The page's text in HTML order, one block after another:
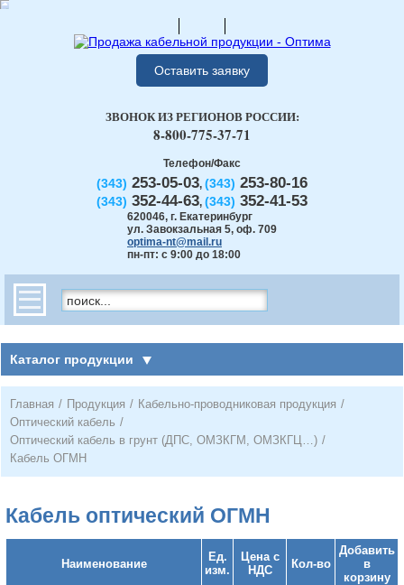
Оставить заявку
Телефон/Факс
(343) 253-05-03, (343) 253-80-16
(343) 352-44-63, (343) 352-41-53
620046, г. Екатеринбург
ул. Завокзальная 5, оф. 709
optima-nt@mail.ru
пн-пт: с 9:00 до 18:00
ЗВОНОК ИЗ РЕГИОНОВ РОССИИ:
8-800-775-37-71
Каталог продукции
Главная / Продукция / Кабельно-проводниковая продукция /
Оптический кабель /
Оптический кабель в грунт (ДПС, ОМЗКГМ, ОМЗКГЦ…) /
Кабель ОГМН
Кабель оптический ОГМН
Наименование
Ед.
изм.
Цена с
НДС
Кол-во
Добавить
в
корзину